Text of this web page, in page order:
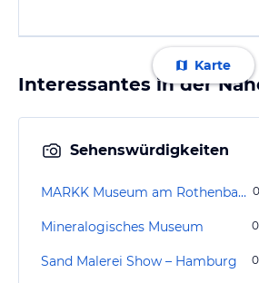
Karte
Interessantes in der
Sehenswürdigkeiten
MARKK Museum am Rothenbaum
Mineralogisches Museum
Sand Malerei Show – Hamburg